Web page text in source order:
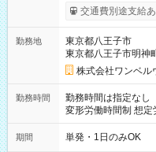
いOK！（規定あり
ンビニATMから 日払い分
交通費別途支給あ
勤務地
東京都八王子市
東京都八王子市明神
株式会社ワンベル
勤務時間
勤務時間は指定なし
変形労働時間制 想定労働時間
～21：00
期間 単発・1日のみOK